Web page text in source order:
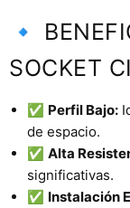
🔹
SOCKET
✅ Perfil Bajo:
de espacio.
✅ Alta
significativas.
✅ Instalación